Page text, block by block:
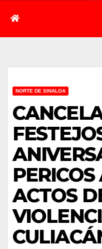
NORTE DE SINALOA
ACTOS